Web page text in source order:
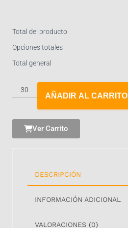
Total del producto
Opciones totales
Total general
AÑADIR AL CARRITO
Ver Carrito
DESCRIPCIÓN
INFORMACIÓN ADICIONAL
VALORACIONES (0)